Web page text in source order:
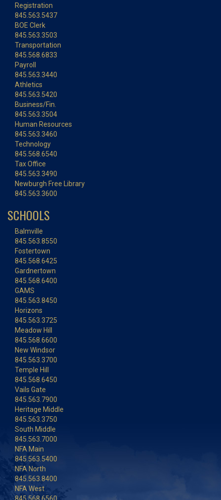
Registration
845.563.5437
BOE Clerk
845.563.3503
Transportation
845.568.6833
Payroll
845.563.3440
Athletics
845.563.5420
Business/Fin.
845.563.3504
Human Resources
845.563.3460
Technology
845.568.6540
Tax Office
845.563.3490
Newburgh Free Library
845.563.3600
SCHOOLS
Balmville
845.563.8550
Fostertown
845.568.6425
Gardnertown
845.568.6400
GAMS
845.563.8450
Horizons
845.563.3725
Meadow Hill
845.568.6600
New Windsor
845.563.3700
Temple Hill
845.568.6450
Vails Gate
845.563.7900
Heritage Middle
845.563.3750
South Middle
845.563.7000
NFA Main
845.563.5400
NFA North
845.563.8400
NFA West